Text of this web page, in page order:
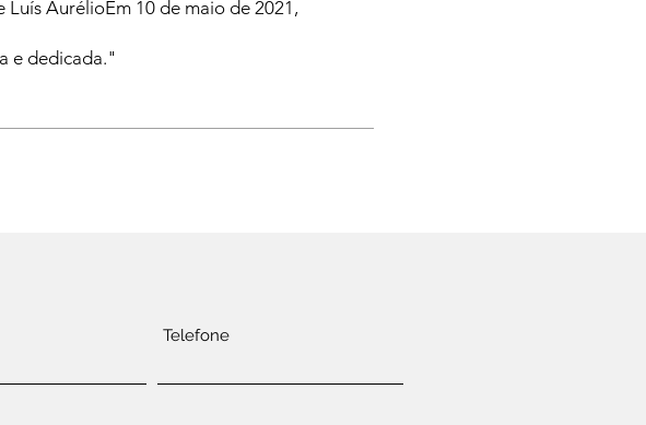
AurélioEm 10 de maio de 2021,
e dedicada."
Telefone